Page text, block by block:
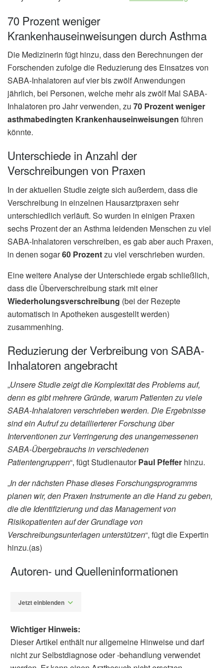
70 Prozent weniger
Krankenhauseinweisungen durch Asthma
Die Medizinerin fügt hinzu, dass den Berechnungen der
Forschenden zufolge die Reduzierung des Einsatzes von
SABA-Inhalatoren auf vier bis zwölf Anwendungen
jährlich, bei Personen, welche mehr als zwölf Mal SABA-
Inhalatoren pro Jahr verwenden, zu 70 Prozent weniger
asthmabedingten Krankenhauseinweisungen führen
könnte.
Unterschiede in Anzahl der
Verschreibungen von Praxen
In der aktuellen Studie zeigte sich außerdem, dass die
Verschreibung in einzelnen Hausarztpraxen sehr
unterschiedlich verläuft. So wurden in einigen Praxen
sechs Prozent der an Asthma leidenden Menschen zu viel
SABA-Inhalatoren verschreiben, es gab aber auch Praxen,
in denen sogar60 Prozentzu viel verschrieben wurden.
Eine weitere Analyse der Unterschiede ergab schließlich,
dass die Überverschreibung stark mit einer
Wiederholungsverschreibung (bei der Rezepte
automatisch in Apotheken ausgestellt werden)
zusammenhing.
Reduzierung der Verbreibung von SABA-
Inhalatoren angebracht
„Unsere Studie zeigt die Komplexität des Problems auf,
denn es gibt mehrere Gründe, warum Patienten zu viele
SABA-Inhalatoren verschrieben werden. Die Ergebnisse
sind ein Aufruf zu detaillierterer Forschung über
Interventionen zur Verringerung des unangemessenen
SABA-Übergebrauchs in verschiedenen
Patientengruppen“, fügt StudienautorPaul Pfeffer hinzu.
„In der nächsten Phase dieses Forschungsprogramms
planen wir, den Praxen Instrumente an die Hand zu geben,
die die Identifizierung und das Management von
Risikopatienten auf der Grundlage von
Verschreibungsunterlagen unterstützen“, fügt die Expertin
hinzu.(as)
Autoren- und Quelleninformationen
Jetzt einblenden
Wichtiger Hinweis:
Dieser Artikel enthält nur allgemeine Hinweise und darf
nicht zur Selbstdiagnose oder -behandlung verwendet